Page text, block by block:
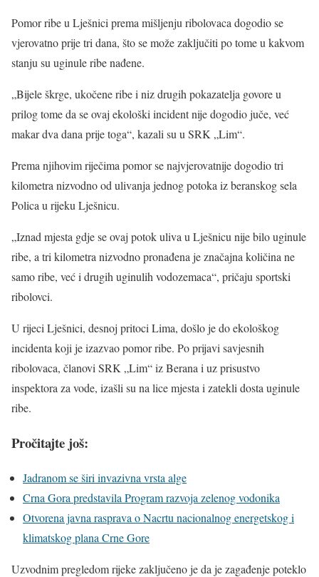
Pomor ribe u Lješnici prema mišljenju ribolovaca dogodio se
vjerovatno prije tri dana, što se može zaključiti po tome u kakvom
stanju su uginule ribe nađene.
„Bijele škrge, ukočene ribe i niz drugih pokazatelja govore u
prilog tome da se ovaj ekološki incident nije dogodio juče, već
makar dva dana prije toga“, kazali su u SRK „Lim“.
Prema njihovim riječima pomor se najvjerovatnije dogodio tri
kilometra nizvodno od ulivanja jednog potoka iz beranskog sela
Polica u rijeku Lješnicu.
„Iznad mjesta gdje se ovaj potok uliva u Lješnicu nije bilo uginule
ribe, a tri kilometra nizvodno pronađena je značajna količina ne
samo ribe, već i drugih uginulih vodozemaca“, pričaju sportski
ribolovci.
U rijeci Lješnici, desnoj pritoci Lima, došlo je do ekološkog
incidenta koji je izazvao pomor ribe. Po prijavi savjesnih
ribolovaca, članovi SRK „Lim“ iz Berana i uz prisustvo
inspektora za vode, izašli su na lice mjesta i zatekli dosta uginule
ribe.
Pročitajte još:
Jadranom se širi invazivna vrsta alge
Crna Gora predstavila Program razvoja zelenog vodonika
Otvorena javna rasprava o Nacrtu nacionalnog energetskog i
klimatskog plana Crne Gore
Uzvodnim pregledom rijeke zaključeno je da je zagađenje poteklo